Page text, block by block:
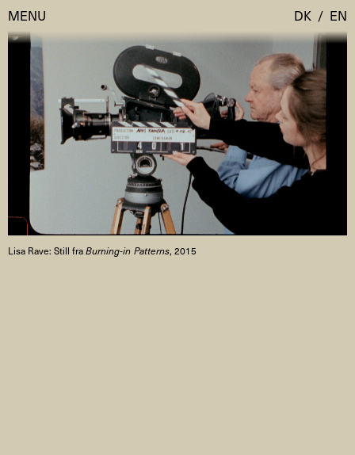
MENU
Besøg
Kalender
Room Room
AHC Channel
Programmer
Residencies & Studios
Artistic Research
Public Programmes
Om
DK / EN
Lisa Rave: Still fraBurning-in Patterns, 2015